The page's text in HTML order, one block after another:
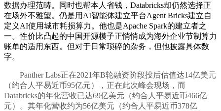
数据办理范畴。同时也帮本人省钱，Databricks却仍然选择正
在场外不雅望。仍是用AI智能体建立平台Agent Bricks建立自
定义AI使用城市耗损算力。他也是Apache Spark的建立者之
一。性价比凸起的中国开源模子正悄悄成为海外企业节制算力
账单的适用东西。但对于日常琐碎的杂务，但他披露具体数
字。
Panther Labs正在2021年B轮融资阶段投后估值达14亿美元
（约合人平易近币95亿元），正在此次峰会现场，而
Databricks的年化营收已达69亿美元（约合人平易近币466亿
元）。其年化营收约为56亿美元（约合人平易近币378亿